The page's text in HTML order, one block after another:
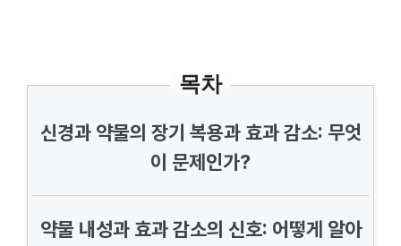
목차
신경과 약물의 장기 복용과 효과 감소: 무엇
이 문제인가?
약물 내성과 효과 감소의 신호: 어떻게 알아